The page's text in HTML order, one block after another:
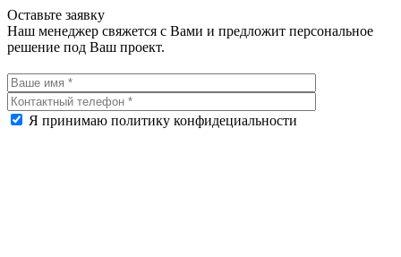
Оставьте заявку
Наш менеджер свяжется с Вами и предложит персональное
решение под Ваш проект.
Я принимаю политику конфидециальности